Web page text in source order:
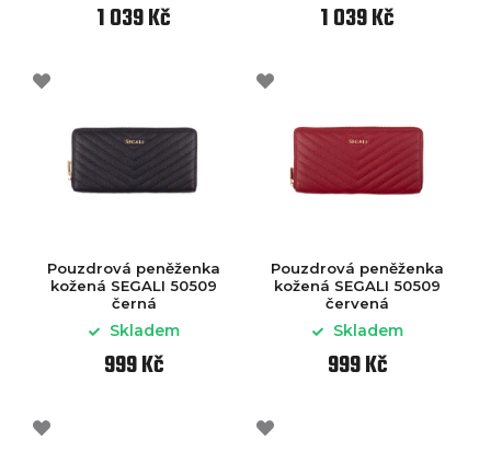
1 039 Kč 1 039 Kč
Pouzdrová peněženka
kožená SEGALI 50509
černá
Skladem
999 Kč
Pouzdrová peněženka
kožená SEGALI 50509
červená
Skladem
999 Kč